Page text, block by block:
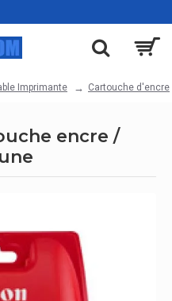
Imprimante Cartouche d'encre
encre /